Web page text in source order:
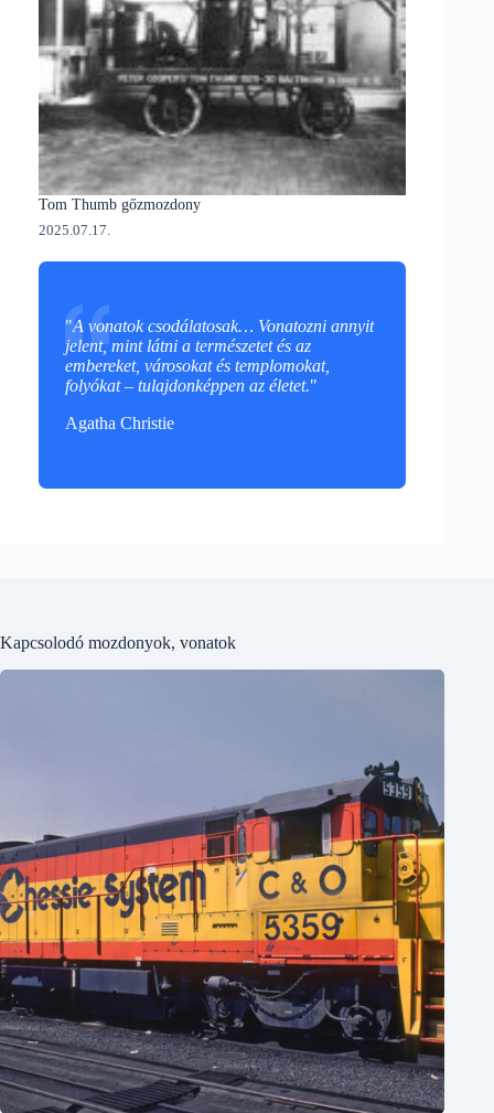
Tom Thumb gőzmozdony
2025.07.17.
"A vonatok csodálatosak… Vonatozni annyit
jelent, mint látni a természetet és az
embereket, városokat és templomokat,
folyókat – tulajdonképpen az életet."
Agatha Christie
Kapcsolodó mozdonyok, vonatok